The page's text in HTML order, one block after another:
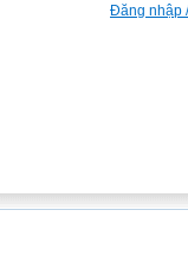
Đăng nhập